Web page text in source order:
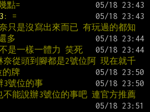
點=
: =
只是沒寫出來而已 有玩過的都知
多
是一樣一體力 笑死
從頭到腳都是2號位阿 現在就千
的牌
號位的事
能說辦3號位的事吧 連官方推薦